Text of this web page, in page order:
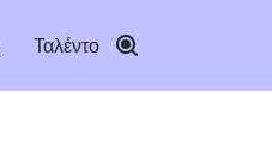
Ταλέντο